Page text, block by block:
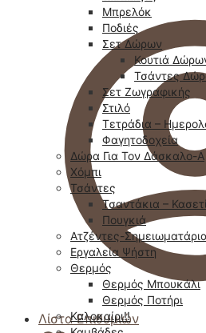
Λίστα Επιθυμιών
Μπρελόκ
Ποδιές
Σετ Δώρων
Κουτιά
Τσάντες
Σετ Ζωγραφικής
Στιλό
Τετράδια –
Φαγητοδοχεία
Δώρα Για Τον Δάσκαλο-Α
Χόμπι
Τσάντες
Τσαντάκια –
Πουγκιά
Ατζέντες-Σημειωματάρια
Εργαλεία Ψήστη
Θερμός
Θερμός Μπουκάλι
Θερμός Ποτήρι
Καλοκαίρι!!